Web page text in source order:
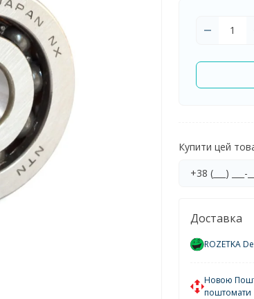
Купити цей
Доставка
ROZETKA
Новою
поштомати